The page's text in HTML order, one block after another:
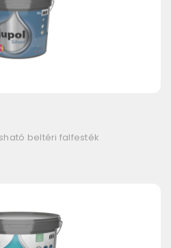
beltéri falfesték